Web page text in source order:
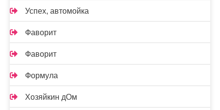
Успех, автомойка
Фаворит
Фаворит
Формула
Хозяйкин дОм